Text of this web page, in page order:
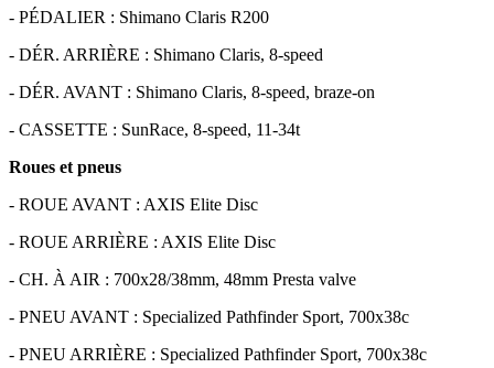
- PÉDALIER : Shimano Claris R200
- DÉR. ARRIÈRE : Shimano Claris, 8-speed
- DÉR. AVANT : Shimano Claris, 8-speed, braze-on
- CASSETTE : SunRace, 8-speed, 11-34t
Roues et pneus
- ROUE AVANT : AXIS Elite Disc
- ROUE ARRIÈRE : AXIS Elite Disc
- CH. À AIR : 700x28/38mm, 48mm Presta valve
- PNEU AVANT : Specialized Pathfinder Sport, 700x38c
- PNEU ARRIÈRE : Specialized Pathfinder Sport, 700x38c